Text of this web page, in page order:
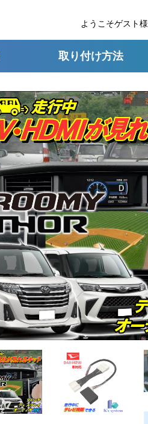
ようこそゲスト様
取り付け方法